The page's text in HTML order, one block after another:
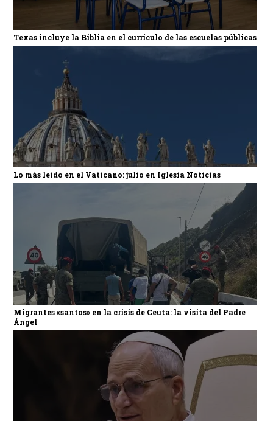
Texas incluye la Biblia en el currículo de las escuelas públicas
Lo más leído en el Vaticano: julio en Iglesia Noticias
Migrantes «santos» en la crisis de Ceuta: la visita del Padre
Ángel